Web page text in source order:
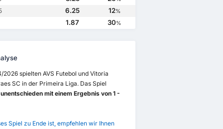
6.25 12%
1.87 30%
2026 spielten AVS Futebol und Vitoria
SC in der Primeira Liga. Das Spiel
unentschieden mit einem Ergebnis von 1 -
Spiel zu Ende ist, empfehlen wir Ihnen